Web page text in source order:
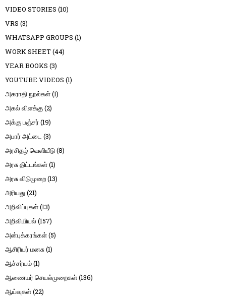
VIDEO STORIES (10)
VRS (3)
WHATSAPP GROUPS (1)
WORK SHEET(44)
YEAR BOOKS (3)
YOUTUBE VIDEOS (1)
அகராதி நூல்கள்(1)
அகல் விளக்கு(2)
அக்கு பஞ்சர் (19)
அபார் அட்டை (3)
அரசிதழ் வெளியீடு(8)
அரசு திட்டங்கள்(1)
அரசு விடுமுறை(13)
அரியது(21)
அறிவிப்புகள்(13)
அறிவியியல் (157)
அன்புக்கரங்கள்(5)
ஆசிரியர் மனசு(1)
ஆச்சர்யம்(1)
ஆணையர் செயல்முறைகள்(136)
ஆய்வுகள்(22)